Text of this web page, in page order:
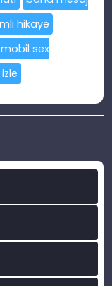
hikaye
mobil sex